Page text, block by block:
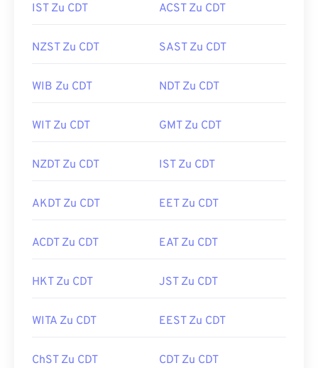
IST Zu CDT ACST Zu CDT
NZST Zu CDT SAST Zu CDT
WIB Zu CDT NDT Zu CDT
WIT Zu CDT GMT Zu CDT
NZDT Zu CDT IST Zu CDT
AKDT Zu CDT EET Zu CDT
ACDT Zu CDT EAT Zu CDT
HKT Zu CDT JST Zu CDT
WITA Zu CDT EEST Zu CDT
ChST Zu CDT CDT Zu CDT